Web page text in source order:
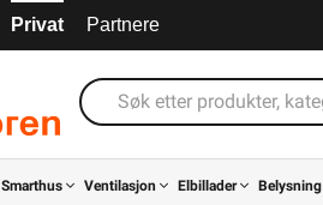
Privat Partnere
Smarthus Ventilasjon Elbillader Belysning